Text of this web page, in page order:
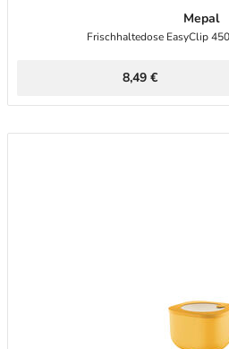
Mepal
Frischhaltedose EasyClip
8,49 €